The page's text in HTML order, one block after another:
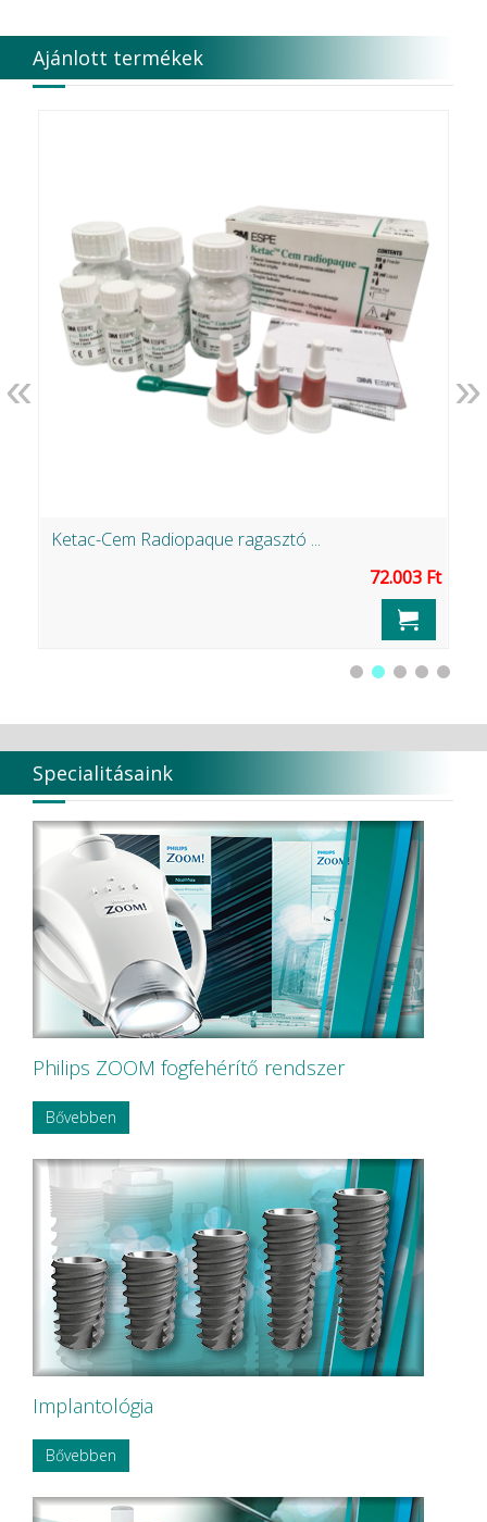
Ajánlott termékek
Ketac-Cem Radiopaque ragasztó ...
72.003 Ft
« »
Specialitásaink
Philips ZOOM fogfehérítő rendszer
Bővebben
Implantológia
Bővebben